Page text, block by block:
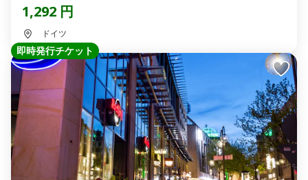
1,292 円
ドイツ
即時発行チケット